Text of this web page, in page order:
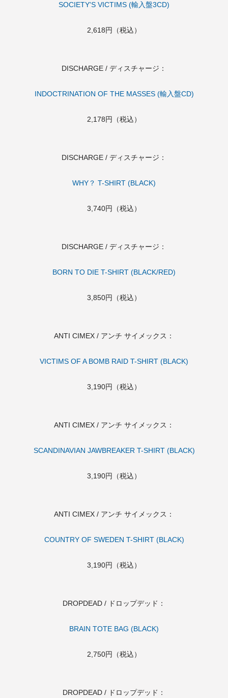
SOCIETY'S VICTIMS (輸入盤3CD)
2,618円（税込）
DISCHARGE / ディスチャージ：
INDOCTRINATION OF THE MASSES (輸入盤CD)
2,178円（税込）
DISCHARGE / ディスチャージ：
WHY？ T-SHIRT (BLACK)
3,740円（税込）
DISCHARGE / ディスチャージ：
BORN TO DIE T-SHIRT (BLACK/RED)
3,850円（税込）
ANTI CIMEX / アンチ サイメックス：
VICTIMS OF A BOMB RAID T-SHIRT (BLACK)
3,190円（税込）
ANTI CIMEX / アンチ サイメックス：
SCANDINAVIAN JAWBREAKER T-SHIRT (BLACK)
3,190円（税込）
ANTI CIMEX / アンチ サイメックス：
COUNTRY OF SWEDEN T-SHIRT (BLACK)
3,190円（税込）
DROPDEAD / ドロップデッド：
BRAIN TOTE BAG (BLACK)
2,750円（税込）
DROPDEAD / ドロップデッド：